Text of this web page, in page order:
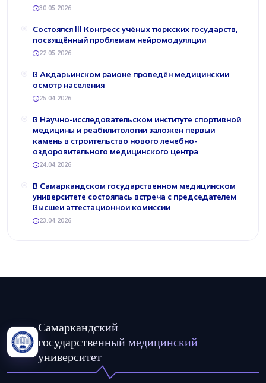
30.05.2026
Состоялся III Конгресс учёных тюркских государств,
посвящённый проблемам нейромодуляции
22.05.2026
В Акдарьинском районе проведён медицинский
осмотр населения
25.04.2026
В Научно-исследовательском институте спортивной
медицины и реабилитологии заложен первый
камень в строительство нового лечебно-
оздоровительного медицинского центра
24.04.2026
В Самаркандском государственном медицинском
университете состоялась встреча с председателем
Высшей аттестационной комиссии
23.04.2026
Самаркандский
государственный медицинский
университет